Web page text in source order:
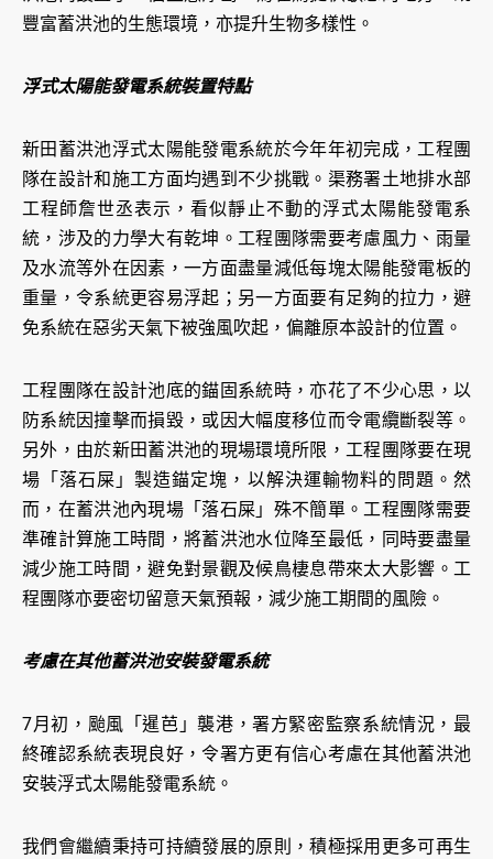
豐富蓄洪池的生態環境，亦提升生物多樣性。
浮式太陽能發電系統裝置特點
新田蓄洪池浮式太陽能發電系統於今年年初完成，工程團
隊在設計和施工方面均遇到不少挑戰。渠務署土地排水部
工程師詹世丞表示，看似靜止不動的浮式太陽能發電系
統，涉及的力學大有乾坤。工程團隊需要考慮風力、雨量
及水流等外在因素，一方面盡量減低每塊太陽能發電板的
重量，令系統更容易浮起；另一方面要有足夠的拉力，避
免系統在惡劣天氣下被強風吹起，偏離原本設計的位置。
工程團隊在設計池底的錨固系統時，亦花了不少心思，以
防系統因撞擊而損毀，或因大幅度移位而令電纜斷裂等。
另外，由於新田蓄洪池的現場環境所限，工程團隊要在現
場「落石屎」製造錨定塊，以解決運輸物料的問題。然
而，在蓄洪池內現場「落石屎」殊不簡單。工程團隊需要
準確計算施工時間，將蓄洪池水位降至最低，同時要盡量
減少施工時間，避免對景觀及候鳥棲息帶來太大影響。工
程團隊亦要密切留意天氣預報，減少施工期間的風險。
考慮在其他蓄洪池安裝發電系統
7月初，颱風「暹芭」襲港，署方緊密監察系統情況，最
終確認系統表現良好，令署方更有信心考慮在其他蓄洪池
安裝浮式太陽能發電系統。
我們會繼續秉持可持續發展的原則，積極採用更多可再生